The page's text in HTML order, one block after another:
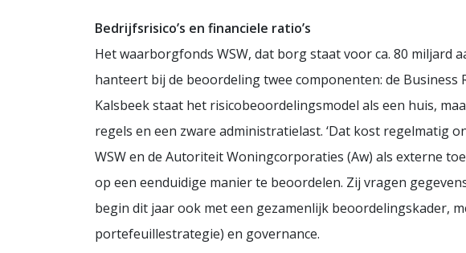
Bedrijfsrisico’s en financiele ratio’s
Het waarborgfonds WSW, dat borg staat voor ca. 80 miljard
hanteert bij de beoordeling twee componenten: de Business
Kalsbeek staat het risicobeoordelingsmodel als een huis,
regels en een zware administratielast. ‘Dat kost regelmatig
WSW en de Autoriteit Woningcorporaties (Aw) als externe
op een eenduidige manier te beoordelen. Zij vragen
begin dit jaar ook met een gezamenlijk beoordelingskader,
portefeuillestrategie) en governance.